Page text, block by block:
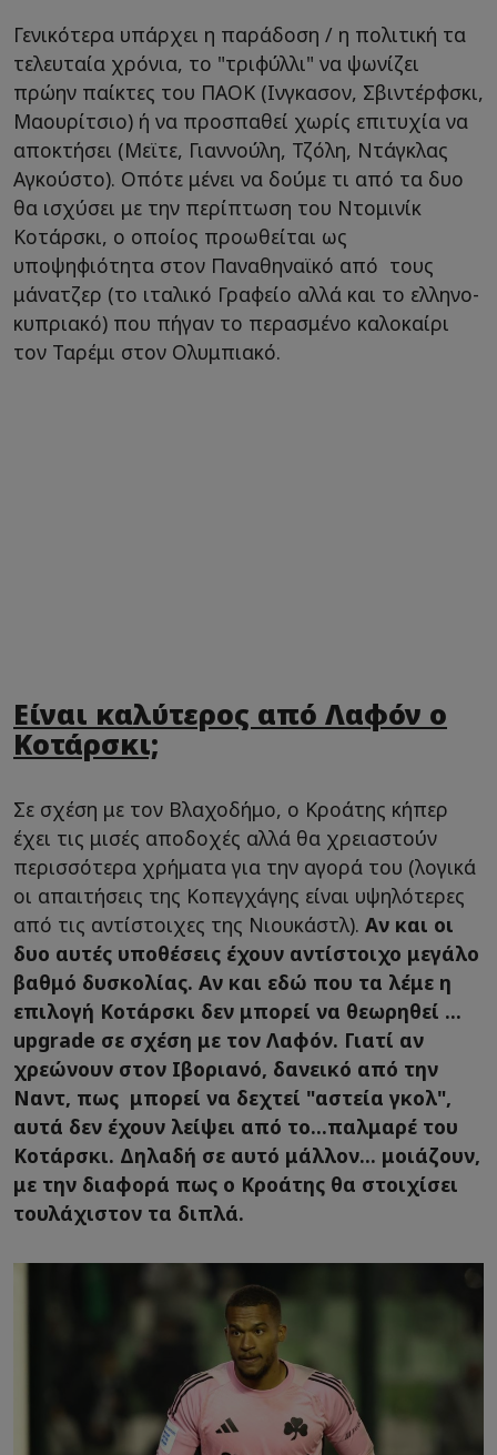
Γενικότερα υπάρχει η παράδοση / η πολιτική τα
τελευταία χρόνια, το "τριφύλλι" να ψωνίζει
πρώην παίκτες του ΠΑΟΚ (Ινγκασον, Σβιντέρφσκι,
Μαουρίτσιο) ή να προσπαθεί χωρίς επιτυχία να
αποκτήσει (Μεϊτε, Γιαννούλη, Τζόλη, Ντάγκλας
Αγκούστο). Οπότε μένει να δούμε τι από τα δυο
θα ισχύσει με την περίπτωση του Ντομινίκ
Κοτάρσκι, ο οποίος προωθείται ως
υποψηφιότητα στον Παναθηναϊκό από τους
μάνατζερ (το ιταλικό Γραφείο αλλά και το ελληνο-
κυπριακό) που πήγαν το περασμένο καλοκαίρι
τον Ταρέμι στον Ολυμπιακό.
Είναι καλύτερος από Λαφόν ο
Κοτάρσκι;
Σε σχέση με τον Βλαχοδήμο, ο Κροάτης κήπερ
έχει τις μισές αποδοχές αλλά θα χρειαστούν
περισσότερα χρήματα για την αγορά του (λογικά
οι απαιτήσεις της Κοπεγχάγης είναι υψηλότερες
από τις αντίστοιχες της Νιουκάστλ). Αν και οι
δυο αυτές υποθέσεις έχουν αντίστοιχο μεγάλο
βαθμό δυσκολίας. Αν και εδώ που τα λέμε η
επιλογή Κοτάρσκι δεν μπορεί να θεωρηθεί ...
upgrade σε σχέση με τον Λαφόν. Γιατί αν
χρεώνουν στον Ιβοριανό, δανεικό από την
Ναντ, πως μπορεί να δεχτεί "αστεία γκολ",
αυτά δεν έχουν λείψει από το...παλμαρέ του
Κοτάρσκι. Δηλαδή σε αυτό μάλλον... μοιάζουν,
με την διαφορά πως ο Κροάτης θα στοιχίσει
τουλάχιστον τα διπλά.